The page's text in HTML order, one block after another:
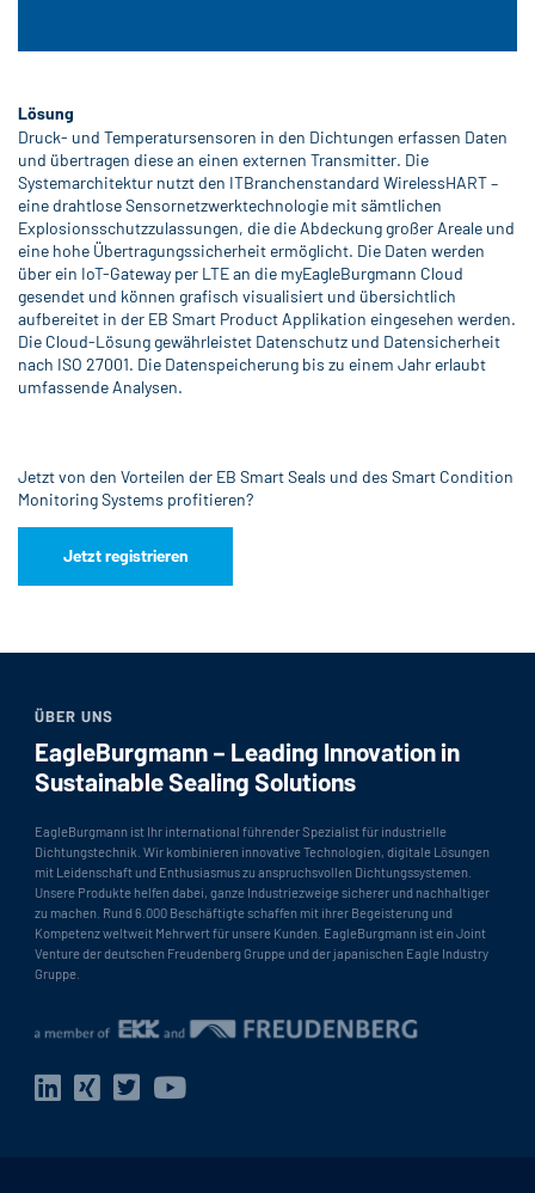
Lösung
Druck- und Temperatursensoren in den Dichtungen erfassen Daten
und übertragen diese an einen externen Transmitter. Die
Systemarchitektur nutzt den ITBranchenstandard WirelessHART –
eine drahtlose Sensornetzwerktechnologie mit sämtlichen
Explosionsschutzzulassungen, die die Abdeckung großer Areale und
eine hohe Übertragungssicherheit ermöglicht. Die Daten werden
über ein IoT-Gateway per LTE an die myEagleBurgmann Cloud
gesendet und können grafisch visualisiert und übersichtlich
aufbereitet in der EB Smart Product Applikation eingesehen werden.
Die Cloud-Lösung gewährleistet Datenschutz und Datensicherheit
nach ISO 27001. Die Datenspeicherung bis zu einem Jahr erlaubt
umfassende Analysen.
Jetzt von den Vorteilen der EB Smart Seals und des Smart Condition
Monitoring Systems profitieren?
Jetzt registrieren
ÜBER UNS
EagleBurgmann – Leading Innovation in
Sustainable Sealing Solutions
EagleBurgmann ist Ihr international führender Spezialist für industrielle
Dichtungstechnik. Wir kombinieren innovative Technologien, digitale Lösungen
mit Leidenschaft und Enthusiasmus zu anspruchsvollen Dichtungssystemen.
Unsere Produkte helfen dabei, ganze Industriezweige sicherer und nachhaltiger
zu machen. Rund 6.000 Beschäftigte schaffen mit ihrer Begeisterung und
Kompetenz weltweit Mehrwert für unsere Kunden. EagleBurgmann ist ein Joint
Venture der deutschen Freudenberg Gruppe und der japanischen Eagle Industry
Gruppe.